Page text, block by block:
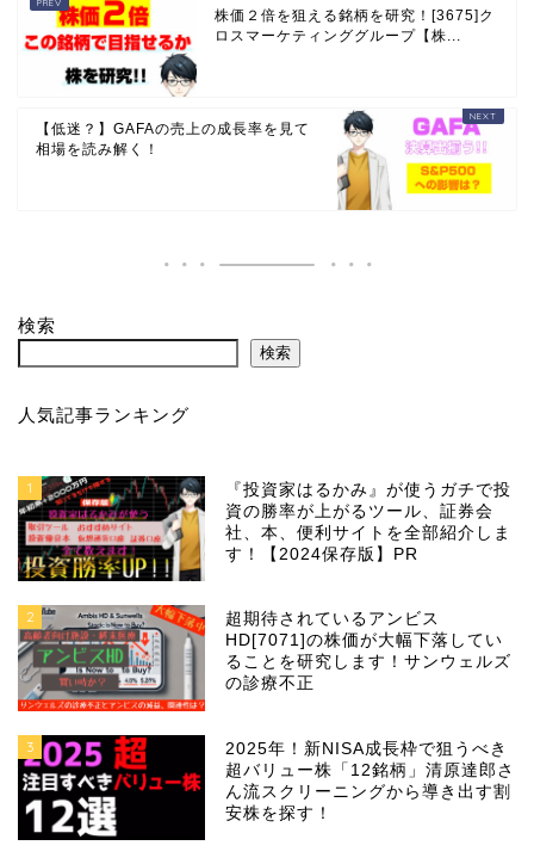
株価２倍を狙える銘柄を研究！[3675]ク
ロスマーケティンググループ【株...
【低迷？】GAFAの売上の成長率を見て
相場を読み解く！
検索
検索
人気記事ランキング
1
『投資家はるかみ』が使うガチで投
資の勝率が上がるツール、証券会
社、本、便利サイトを全部紹介しま
す！【2024保存版】PR
2
超期待されているアンビス
HD[7071]の株価が大幅下落してい
ることを研究します！サンウェルズ
の診療不正
3
2025年！新NISA成長枠で狙うべき
超バリュー株「12銘柄」清原達郎さ
ん流スクリーニングから導き出す割
安株を探す！